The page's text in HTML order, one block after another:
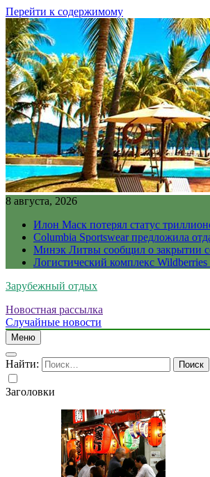
Перейти к содержимому
8 августа, 2026
Илон Маск потерял статус
Columbia Sportswear предложила
Минэк Литвы сообщил о закрытии
Логистический комплекс
Зарубежный отдых
Новостная рассылка
Случайные новости
Меню
Найти:
Заголовки